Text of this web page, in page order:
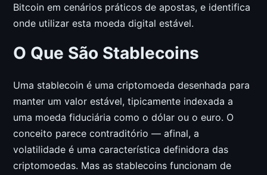
Bitcoin em cenários práticos de apostas, e identifica
onde utilizar esta moeda digital estável.
O Que São Stablecoins
Uma stablecoin é uma criptomoeda desenhada para
manter um valor estável, tipicamente indexada a
uma moeda fiduciária como o dólar ou o euro. O
conceito parece contraditório — afinal, a
volatilidade é uma característica definidora das
criptomoedas. Mas as stablecoins funcionam de